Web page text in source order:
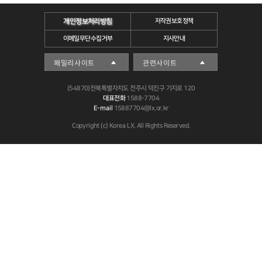
개인정보처리방침 저작권보호정책
이메일무단수집거부 지사안내
(54870)전북특별자치도 전주시 덕진구 기지로 120
대표전화1588-7704
E-mail 15887704@lx.or.kr
Copyright (c) Korea LX. All Rights Reserved.